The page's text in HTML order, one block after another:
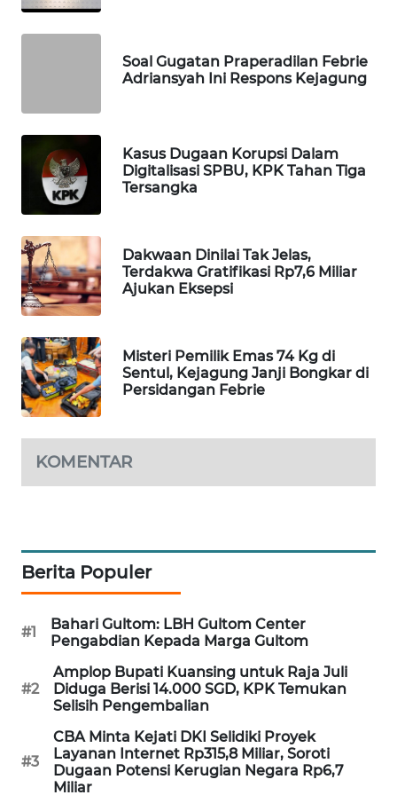
Soal Gugatan Praperadilan Febrie
Adriansyah Ini Respons Kejagung
Kasus Dugaan Korupsi Dalam
Digitalisasi SPBU, KPK Tahan Tiga
Tersangka
Dakwaan Dinilai Tak Jelas,
Terdakwa Gratifikasi Rp7,6 Miliar
Ajukan Eksepsi
Misteri Pemilik Emas 74 Kg di
Sentul, Kejagung Janji Bongkar di
Persidangan Febrie
KOMENTAR
Berita Populer
#1
Bahari Gultom: LBH Gultom Center
Pengabdian Kepada Marga Gultom
#2
Amplop Bupati Kuansing untuk Raja Juli
Diduga Berisi 14.000 SGD, KPK Temukan
Selisih Pengembalian
#3
CBA Minta Kejati DKI Selidiki Proyek
Layanan Internet Rp315,8 Miliar, Soroti
Dugaan Potensi Kerugian Negara Rp6,7
Miliar
UMKM
WAHANA
OTOMOTIF
WAHANA
HEALTH
WAHANA
DESA
WISATA
LAPAK
WAHANA
Wahana
Network
LISTRIK
MASYARAKAT
KELISTRIKAN
WALINKI
ID
MAWAKA
ID
MARTABAT